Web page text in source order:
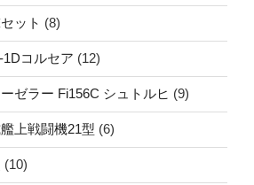
ット (8)
コルセア (12)
ラー Fi156C シュトルヒ (9)
上戦闘機21型 (6)
(10)